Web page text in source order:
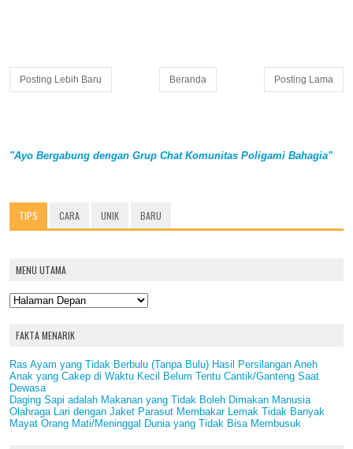
Posting Lebih Baru Posting Lama
Beranda
"Ayo Bergabung dengan Grup Chat Komunitas Poligami Bahagia"
TIPS CARA UNIK BARU
MENU UTAMA
FAKTA MENARIK
Ras Ayam yang Tidak Berbulu (Tanpa Bulu) Hasil Persilangan Aneh
Anak yang Cakep di Waktu Kecil Belum Tentu Cantik/Ganteng Saat
Dewasa
Daging Sapi adalah Makanan yang Tidak Boleh Dimakan Manusia
Olahraga Lari dengan Jaket Parasut Membakar Lemak Tidak Banyak
Mayat Orang Mati/Meninggal Dunia yang Tidak Bisa Membusuk